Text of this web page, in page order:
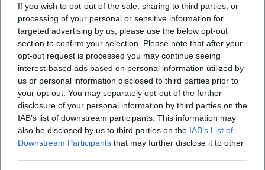
If you wish to opt-out of the sale, sharing to third parties, or
processing of your personal or sensitive information for
targeted advertising by us, please use the below opt-out
section to confirm your selection. Please note that after your
opt-out request is processed you may continue seeing
interest-based ads based on personal information utilized by
us or personal information disclosed to third parties prior to
your opt-out. You may separately opt-out of the further
disclosure of your personal information by third parties on the
IAB’s list of downstream participants. This information may
also be disclosed by us to third parties on the IAB’s List of
Downstream Participants that may further disclose it to other
verleiht seinen „Künstlerporträts“ den Rang von
Zeitdokumenten. Die Reihe der „Kulturdonnerstage“ und
der Publikumspreis „Garchinger Kleinkunstmaske“ schufen
eine Infrastruktur, in der Humor, politisches Kabarett,
Musik und Wort zusammenkamen. Die Bildstrecken aus
diesen Jahren sind ein Archiv gelebter Kulturgeschichte.
Gleichzeitig verankern Arbeiten wie „Eiskanal“ oder die
Münchner Stadtserien seine Fotografie in einer
Traditionslinie der deutschen Reportage: nah am
Menschen, konzentriert auf Szene und Raum. Becke steht
damit zwischen klassischer Bildjournalistik und
künstlerischer Autorenfotografie – ein Platz, der